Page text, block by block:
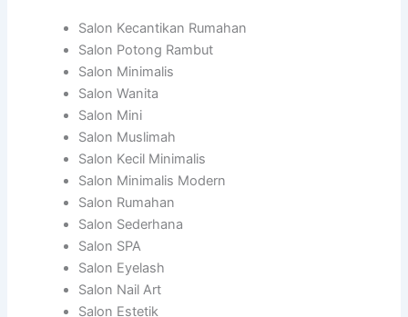
Salon Kecantikan Rumahan
Salon Potong Rambut
Salon Minimalis
Salon Wanita
Salon Mini
Salon Muslimah
Salon Kecil Minimalis
Salon Minimalis Modern
Salon Rumahan
Salon Sederhana
Salon SPA
Salon Eyelash
Salon Nail Art
Salon Estetik